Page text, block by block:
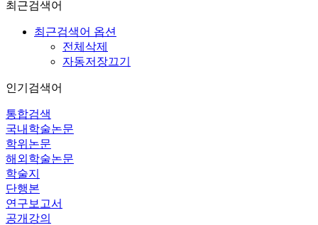
최근검색어
최근검색어 옵션
전체삭제
자동저장끄기
인기검색어
통합검색
국내학술논문
학위논문
해외학술논문
학술지
단행본
연구보고서
공개강의